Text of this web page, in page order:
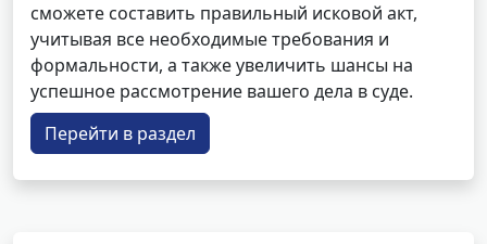
сможете составить правильный исковой акт,
учитывая все необходимые требования и
формальности, а также увеличить шансы на
успешное рассмотрение вашего дела в суде.
Перейти в раздел